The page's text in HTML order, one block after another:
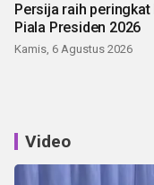
Persija raih peringkat
Piala Presiden 2026
Kamis, 6 Agustus 2026
Video